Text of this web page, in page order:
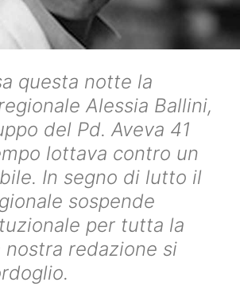
questa notte la
Alessia Ballini,
del Pd. Aveva 41
lottava contro un
In segno di lutto il
sospende
per tutta la
nostra redazione si